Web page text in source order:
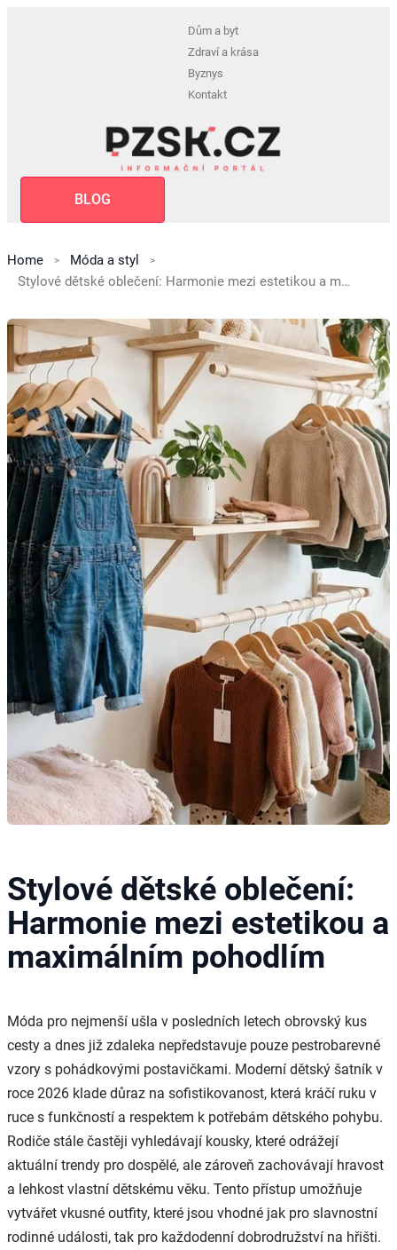
Dům a byt
Zdraví a krása
Byznys
Kontakt
BLOG
Home
Móda a styl
Stylové dětské oblečení: Harmonie mezi estetikou a maximálním pohodlím
Stylové dětské oblečení:
Harmonie mezi estetikou a
maximálním pohodlím
Móda pro nejmenší ušla v posledních letech obrovský kus
cesty a dnes již zdaleka nepředstavuje pouze pestrobarevné
vzory s pohádkovými postavičkami. Moderní dětský šatník v
roce 2026 klade důraz na sofistikovanost, která kráčí ruku v
ruce s funkčností a respektem k potřebám dětského pohybu.
Rodiče stále častěji vyhledávají kousky, které odrážejí
aktuální trendy pro dospělé, ale zároveň zachovávají hravost
a lehkost vlastní dětskému věku. Tento přístup umožňuje
vytvářet vkusné outfity, které jsou vhodné jak pro slavnostní
rodinné události, tak pro každodenní dobrodružství na hřišti.